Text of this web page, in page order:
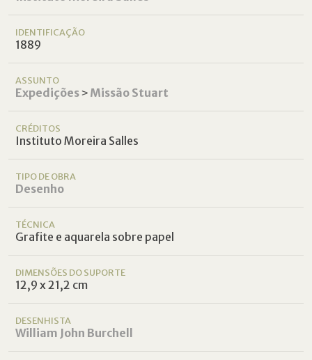
IDENTIFICAÇÃO
1889
ASSUNTO
Expedições˃ Missão Stuart
CRÉDITOS
Instituto Moreira Salles
TIPO DE OBRA
Desenho
TÉCNICA
Grafite e aquarela sobre papel
DIMENSÕES DO SUPORTE
12,9 x 21,2 cm
DESENHISTA
William John Burchell